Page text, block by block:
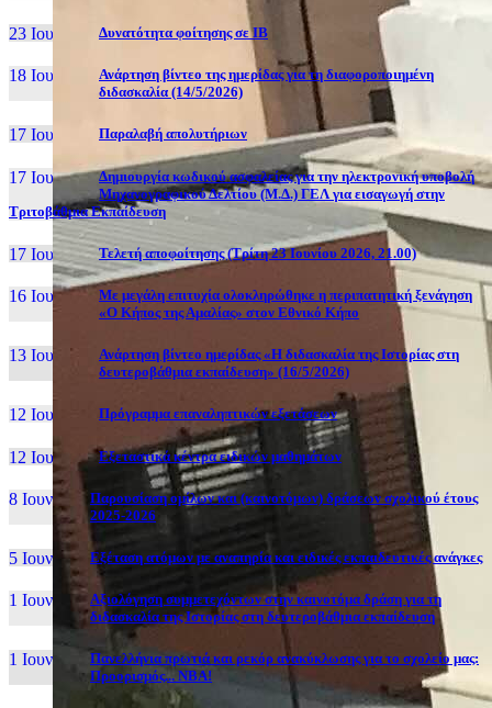
23 Ιουν, 26 Δυνατότητα φοίτησης σε ΙΒ
18 Ιουν, 26
Ανάρτηση βίντεο της ημερίδας για τη διαφοροποιημένη
διδασκαλία (14/5/2026)
17 Ιουν, 26 Παραλαβή απολυτήριων
17 Ιουν, 26
Δημιουργία κωδικού ασφαλείας για την ηλεκτρονική υποβολή
Μηχανογραφικού Δελτίου (Μ.Δ.) ΓΕΛ για εισαγωγή στην
Τριτοβάθμια Εκπαίδευση
17 Ιουν, 26 Τελετή αποφοίτησης (Τρίτη 23 Ιουνίου 2026, 21.00)
16 Ιουν, 26
Με μεγάλη επιτυχία ολοκληρώθηκε η περιπατητική ξενάγηση
«Ο Κήπος της Αμαλίας» στον Εθνικό Κήπο
13 Ιουν, 26
Ανάρτηση βίντεο ημερίδας «Η διδασκαλία της Ιστορίας στη
δευτεροβάθμια εκπαίδευση» (16/5/2026)
12 Ιουν, 26 Πρόγραμμα επαναληπτικών εξετάσεων
12 Ιουν, 26 Εξεταστικά κέντρα ειδικών μαθημάτων
8 Ιουν, 26
Παρουσίαση ομίλων και (καινοτόμων) δράσεων σχολικού έτους
2025-2026
5 Ιουν, 26 Εξέταση ατόμων με αναπηρία και ειδικές εκπαιδευτικές ανάγκες
1 Ιουν, 26
Αξιολόγηση συμμετεχόντων στην καινοτόμα δράση για τη
διδασκαλία της Ιστορίας στη δευτεροβάθμια εκπαίδευση
1 Ιουν, 26
Πανελλήνια πρωτιά και ρεκόρ ανακύκλωσης για το σχολείο μας:
Προορισμός... NBA!